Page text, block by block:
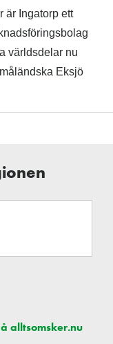
är Ingatorp ett
världsdelar nu
Eksjö
alltsomsker.nu